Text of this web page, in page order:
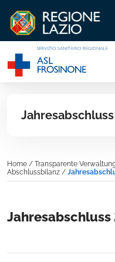
Home / Transparente
Abschlussbilanz /
Jahresabschluss